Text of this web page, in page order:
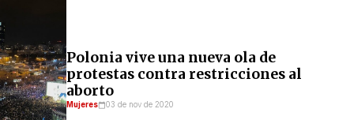
Polonia vive una nueva ola de
protestas contra restricciones al
aborto
Mujeres 03 de nov de 2020